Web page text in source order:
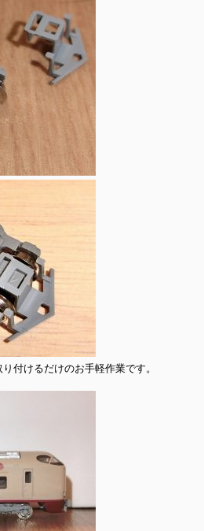
付けるだけのお手軽作業です。